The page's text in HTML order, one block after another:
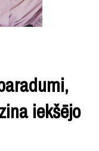
iekšējo